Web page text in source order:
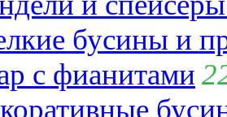
бусины и
с фианитами